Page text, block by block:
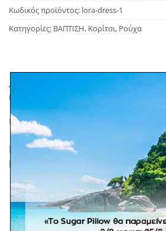
Κωδικός προϊόντος: lora-dress-1
Κατηγορίες: ΒΑΠΤΙΣΗ, Κορίτσι, Ρούχα
ΠΕΡΙΓΡΑΦΉ
ΕΠΙΠΛΈΟΝ ΠΛΗΡΟΦΟΡΊΕΣ
Βαπτιστικό φόρεμα βαμβακερό με
boho αισθητική! Με την